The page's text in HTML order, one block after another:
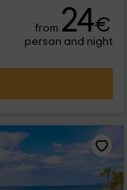
from 24€
person and night